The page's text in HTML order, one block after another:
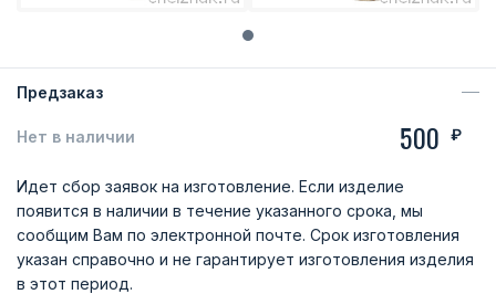
Предзаказ
Нет в наличии 500 ₽
Идет сбор заявок на изготовление. Если изделие
появится в наличии в течение указанного срока, мы
сообщим Вам по электронной почте. Срок изготовления
указан справочно и не гарантирует изготовления изделия
в этот период.